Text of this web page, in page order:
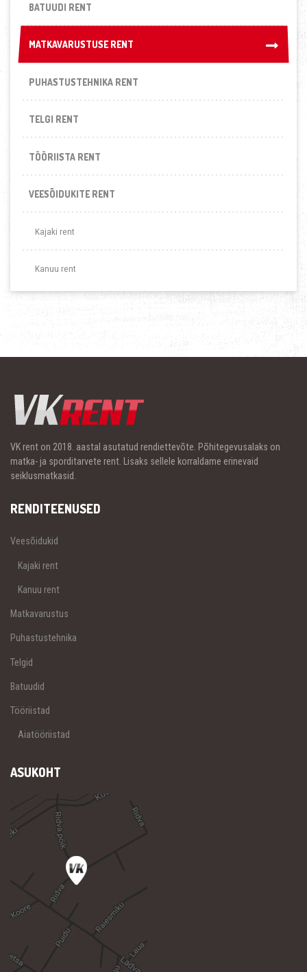
BATUUDI RENT
MATKAVARUSTUSE RENT
MATKAVARUSTUSE RENT
PUHASTUSTEHNIKA RENT
TELGI RENT
TÖÖRIISTA RENT
VEESÕIDUKITE RENT
Kajaki rent
Kanuu rent
VK rent on 2018. aastal asutatud rendiettevõte. Põhitegevusalaks on
matka- ja sporditarvete rent. Lisaks sellele korraldame erinevaid
seiklusmatkasid.
RENDITEENUSED
Veesõidukid
Kajaki rent
Kanuu rent
Matkavarustus
Puhastustehnika
Telgid
Batuudid
Tööriistad
Aiatööriistad
ASUKOHT